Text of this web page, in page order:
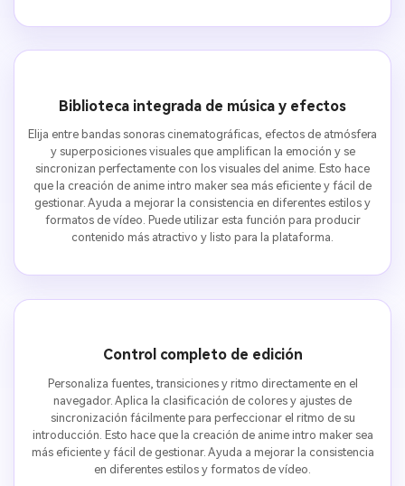
Biblioteca integrada de música y efectos
Elija entre bandas sonoras cinematográficas, efectos de atmósfera
y superposiciones visuales que amplifican la emoción y se
sincronizan perfectamente con los visuales del anime. Esto hace
que la creación de anime intro maker sea más eficiente y fácil de
gestionar. Ayuda a mejorar la consistencia en diferentes estilos y
formatos de vídeo. Puede utilizar esta función para producir
contenido más atractivo y listo para la plataforma.
Control completo de edición
Personaliza fuentes, transiciones y ritmo directamente en el
navegador. Aplica la clasificación de colores y ajustes de
sincronización fácilmente para perfeccionar el ritmo de su
introducción. Esto hace que la creación de anime intro maker sea
más eficiente y fácil de gestionar. Ayuda a mejorar la consistencia
en diferentes estilos y formatos de vídeo.